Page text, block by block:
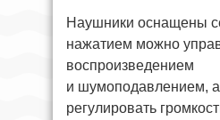
Наушники оснащены
нажатием можно
воспроизведением
и шумоподавлением,
регулировать